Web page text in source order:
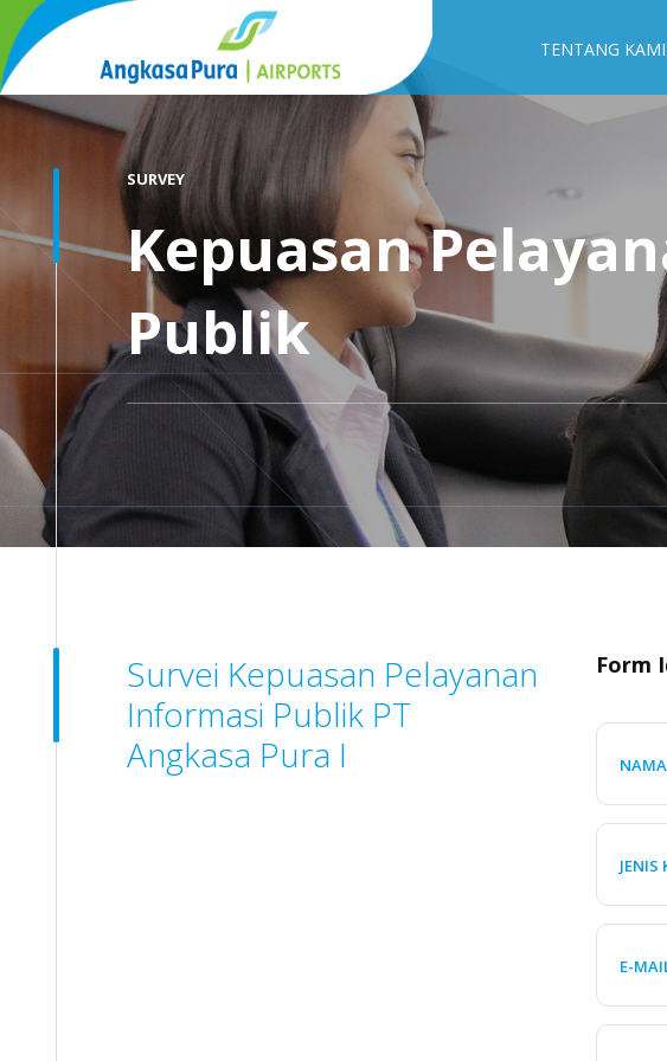
TENTANG KAMI
SURVEY
Kepuasan
Publik
Survei Kepuasan Pelayanan
Informasi Publik PT
Angkasa Pura I
Form
JENIS
E-